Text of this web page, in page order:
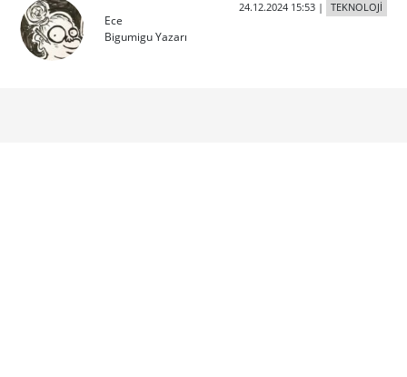
Ece
Bigumigu Yazarı
24.12.2024 15:53| TEKNOLOJİ